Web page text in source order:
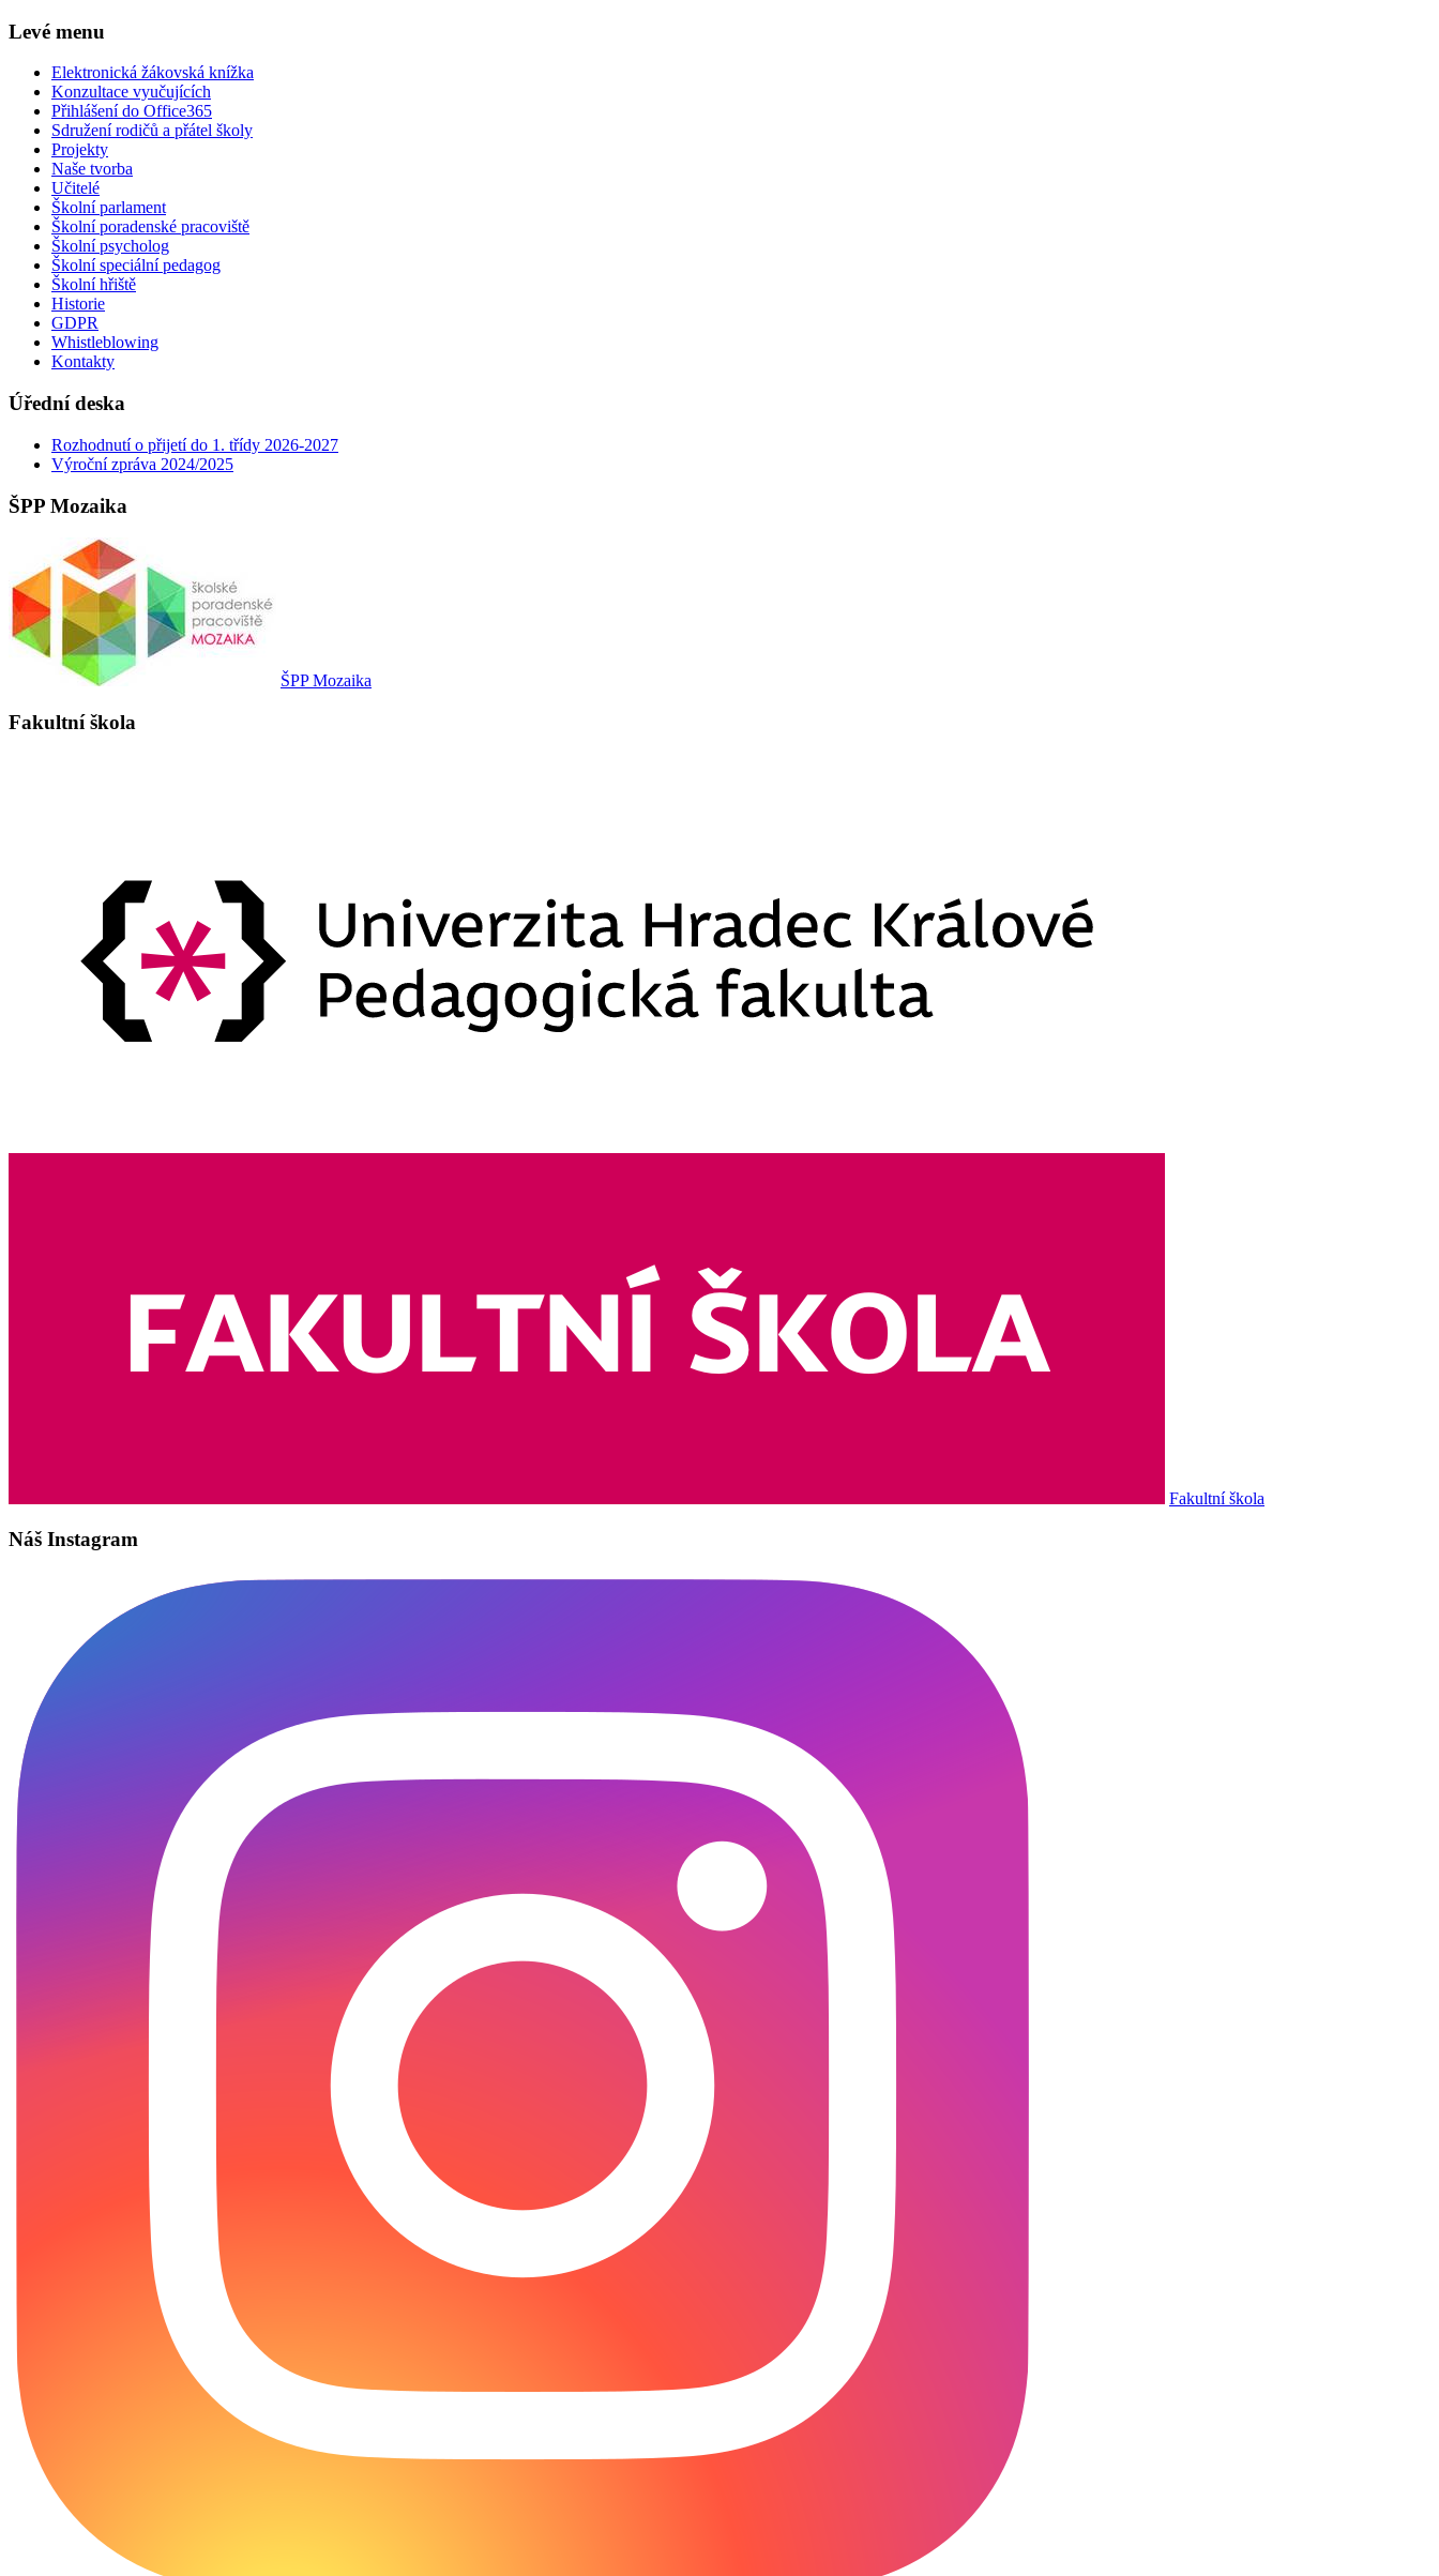
Levé menu
Elektronická žákovská knížka
Konzultace vyučujících
Přihlášení do Office365
Sdružení rodičů a přátel školy
Projekty
Naše tvorba
Učitelé
Školní parlament
Školní poradenské pracoviště
Školní psycholog
Školní speciální pedagog
Školní hřiště
Historie
GDPR
Whistleblowing
Kontakty
Úřední deska
Rozhodnutí o přijetí do 1. třídy 2026-2027
Výroční zpráva 2024/2025
ŠPP Mozaika
ŠPP Mozaika
Fakultní škola
Fakultní škola
Náš Instagram